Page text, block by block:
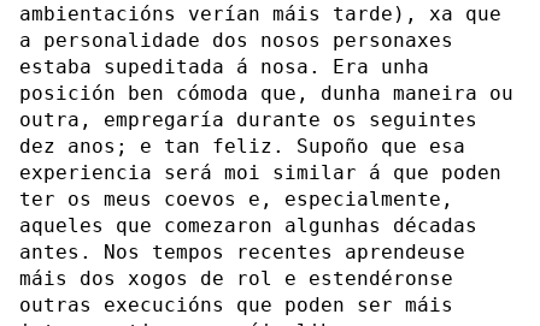
ambientacións verían máis tarde), xa que
a personalidade dos nosos personaxes
estaba supeditada á nosa. Era unha
posición ben cómoda que, dunha maneira ou
outra, empregaría durante os seguintes
dez anos; e tan feliz. Supoño que esa
experiencia será moi similar á que poden
ter os meus coevos e, especialmente,
aqueles que comezaron algunhas décadas
antes. Nos tempos recentes aprendeuse
máis dos xogos de rol e estendéronse
outras execucións que poden ser máis